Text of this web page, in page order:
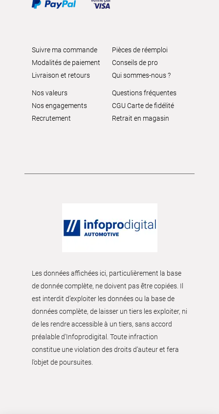
Suivre ma commande
Modalités de paiement
Livraison et retours
Pièces de réemploi
Conseils de pro
Qui sommes-nous ?
Nos valeurs
Nos engagements
Recrutement
Questions fréquentes
CGU Carte de fidélité
Retrait en magasin
Les données affichées ici, particulièrement la base
de donnée complète, ne doivent pas être copiées. Il
est interdit d’exploiter les données ou la base de
données complète, de laisser un tiers les exploiter, ni
de les rendre accessible à un tiers, sans accord
préalable d'Infoprodigital. Toute infraction
constitue une violation des droits d’auteur et fera
l’objet de poursuites.